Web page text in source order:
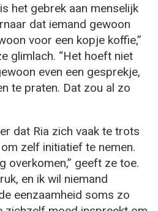
het gebrek aan menselijk
dat iemand gewoon
voor een kopje koffie,”
glimlach. “Het hoeft niet
even een gesprekje,
te praten. Dat zou al zo
dat Ria zich vaak te trots
zelf initiatief te nemen.
overkomen,” geeft ze toe.
en ik wil niemand
eenzaamheid soms zo